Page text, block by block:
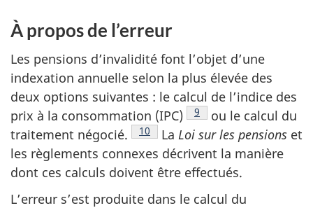
À propos de l’erreur
Les pensions d’invalidité font l’objet d’une
indexation annuelle selon la plus élevée des
deux options suivantes : le calcul de l’indice des
prix à la consommation (IPC)
Voir la note en bas de
9
ou le calcul du
traitement négocié.
Voir la note en bas de page
10 La Loi sur les pensions et
les règlements connexes décrivent la manière
dont ces calculs doivent être effectués.
L’erreur s’est produite dans le calcul du